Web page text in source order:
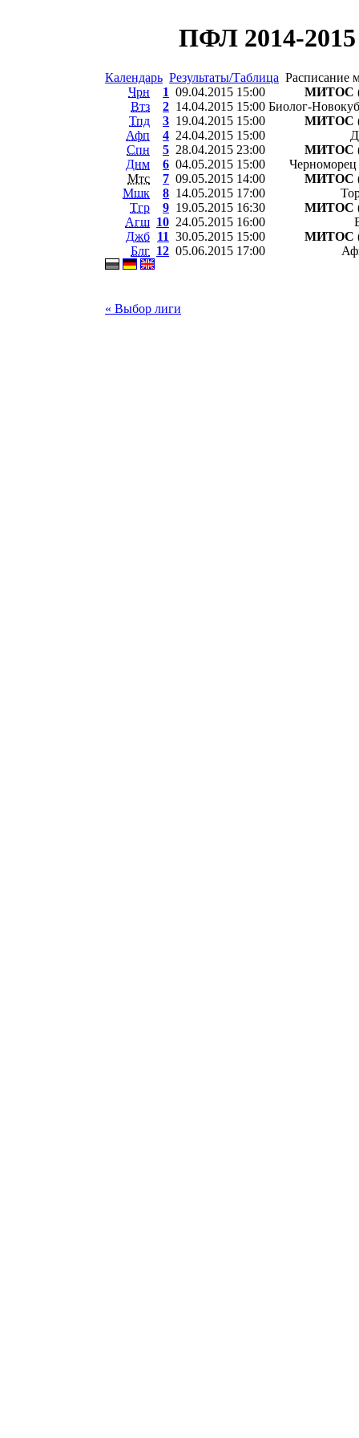
ПФЛ 2014-
Календарь Результаты/Таблица Расписание
Чрн
Втз
Тпд
Афп
Спн
Днм
Мтс
Мшк
Тгр
Агш
Джб
Блг
1 09.04.2015 15:00
МИТОС
2 14.04.2015 15:00 Биолог-
3 19.04.2015 15:00
МИТОС
4 24.04.2015 15:00
5 28.04.2015 23:00
МИТОС
6 04.05.2015 15:00
7 09.05.2015 14:00
МИТОС
8 14.05.2015 17:00
9 19.05.2015 16:30
МИТОС
10 24.05.2015 16:00
11 30.05.2015 15:00
МИТОС
12 05.06.2015 17:00
« Выбор лиги